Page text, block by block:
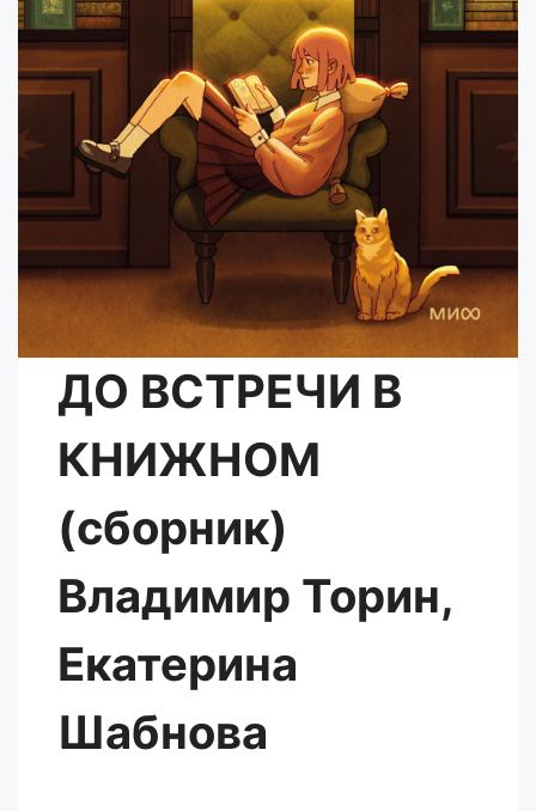
ДО ВСТРЕЧИ В
КНИЖНОМ
(сборник)
Владимир Торин,
Екатерина
Шабнова